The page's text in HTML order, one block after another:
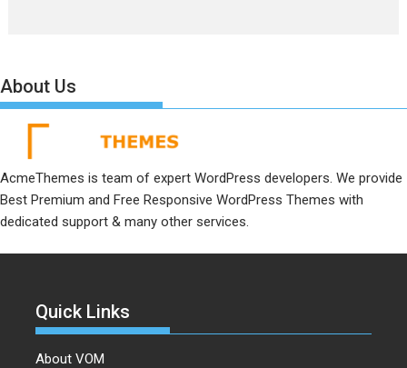
About Us
AcmeThemes is team of expert WordPress developers. We provide
Best Premium and Free Responsive WordPress Themes with
dedicated support & many other services.
Quick Links
About VOM